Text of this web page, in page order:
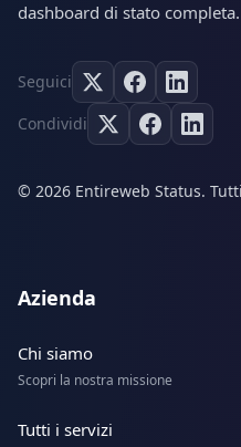
dashboard di stato completa.
Seguici
Condividi
© 2026 Entireweb Status.
Azienda
Chi siamo
Scopri la nostra missione
Tutti i servizi